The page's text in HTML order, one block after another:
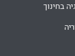
בחינוך